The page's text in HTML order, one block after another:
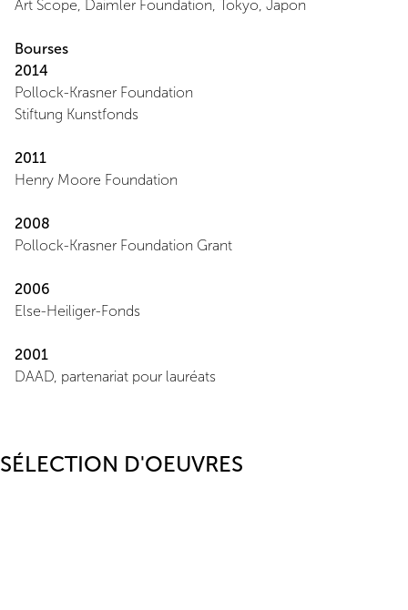
Art Scope, Daimler Foundation, Tokyo, Japon
Bourses
2014
Pollock-Krasner Foundation
Stiftung Kunstfonds
2011
Henry Moore Foundation
2008
Pollock-Krasner Foundation Grant
2006
Else-Heiliger-Fonds
2001
DAAD, partenariat pour lauréats
SÉLECTION D'OEUVRES